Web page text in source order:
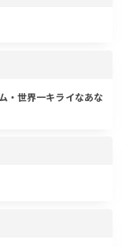
・世界一キライなあな